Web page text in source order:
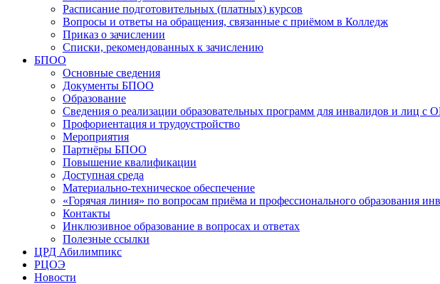
Расписание подготовительных (платных) курсов
Вопросы и ответы на обращения, связанные с приёмом в Колледж
Приказ о зачислении
Списки, рекомендованных к зачислению
БПОО
Основные сведения
Документы БПОО
Образование
Сведения о реализации образовательных программ для инвалидов и лиц
Профориентация и трудоустройство
Мероприятия
Партнёры БПОО
Повышение квалификации
Доступная среда
Материально-техническое обеспечение
«Горячая линия» по вопросам приёма и профессионального образования
Контакты
Инклюзивное образование в вопросах и ответах
Полезные ссылки
ЦРД Абилимпикс
РЦОЭ
Новости